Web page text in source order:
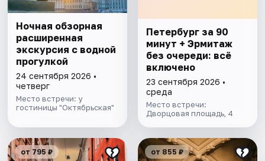
Ночная обзорная
расширенная
экскурсия с водной
прогулкой
24 сентября 2026 •
четверг
Место встречи: у
гостиницы "Октябрьская"
Петербург за 90
минут + Эрмитаж
без очереди: всё
включено
23 сентября 2026 •
среда
Место встречи:
Дворцовая площадь, 4
от 795 ₽ от 855 ₽